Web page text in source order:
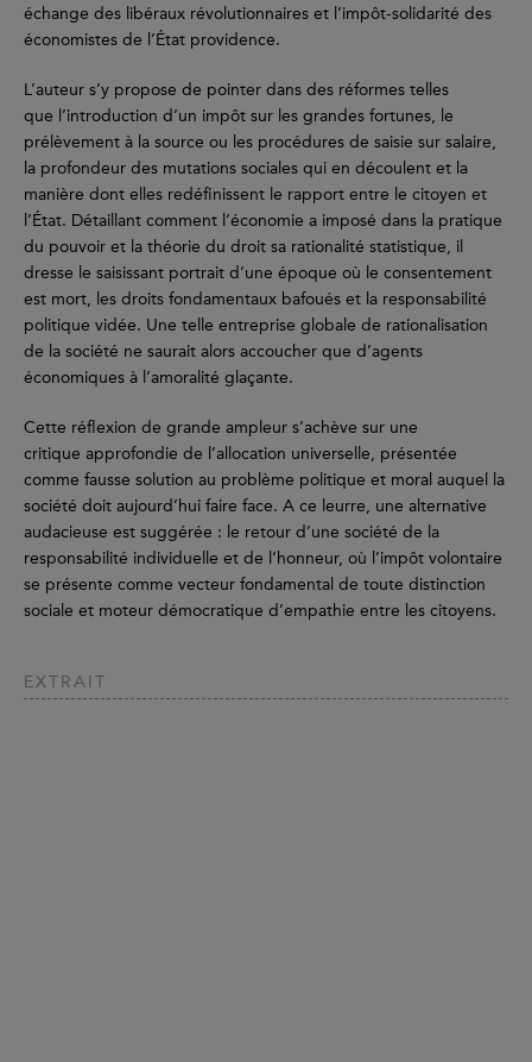
échange des libéraux révolutionnaires et l’impôt-solidarité des
économistes de l’État providence.
L’auteur s’y propose de pointer dans des réformes telles
que l’introduction d’un impôt sur les grandes fortunes, le
prélèvement à la source ou les procédures de saisie sur salaire,
la profondeur des mutations sociales qui en découlent et la
manière dont elles redéfinissent le rapport entre le citoyen et
l’État. Détaillant comment l’économie a imposé dans la pratique
du pouvoir et la théorie du droit sa rationalité statistique, il
dresse le saisissant portrait d’une époque où le consentement
est mort, les droits fondamentaux bafoués et la responsabilité
politique vidée. Une telle entreprise globale de rationalisation
de la société ne saurait alors accoucher que d’agents
économiques à l’amoralité glaçante.
Cette réflexion de grande ampleur s’achève sur une
critique approfondie de l’allocation universelle, présentée
comme fausse solution au problème politique et moral auquel la
société doit aujourd’hui faire face. A ce leurre, une alternative
audacieuse est suggérée : le retour d’une société de la
responsabilité individuelle et de l’honneur, où l’impôt volontaire
se présente comme vecteur fondamental de toute distinction
sociale et moteur démocratique d’empathie entre les citoyens.
EXTRAIT